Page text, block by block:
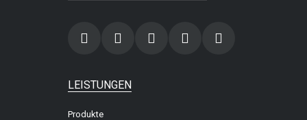
LEISTUNGEN
Produkte